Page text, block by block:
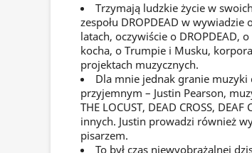
Trzymają ludzkie życie w
zespołu DROPDEAD w wywiadzie
latach, oczywiście o DROPDEAD,
kocha, o Trumpie i Musku,
projektach muzycznych.
Dla mnie jednak granie muzyki
przyjemnym – Justin Pearson,
THE LOCUST, DEAD CROSS,
innych. Justin prowadzi również
pisarzem.
To był czas niewyobrażalnej